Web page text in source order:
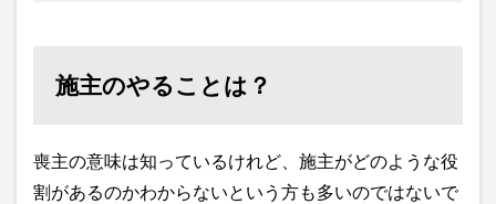
施主のやることは？
喪主の意味は知っているけれど、施主がどのような役
割があるのかわからないという方も多いのではないで